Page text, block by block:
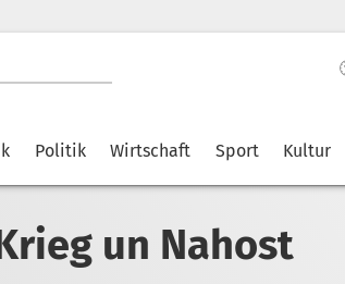
Politik Wirtschaft Sport Kultur
un Nahost